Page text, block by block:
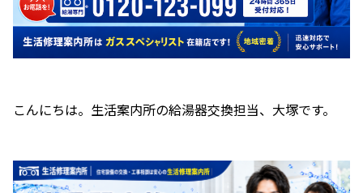
こんにちは。生活案内所の給湯器交換担当、大塚です。